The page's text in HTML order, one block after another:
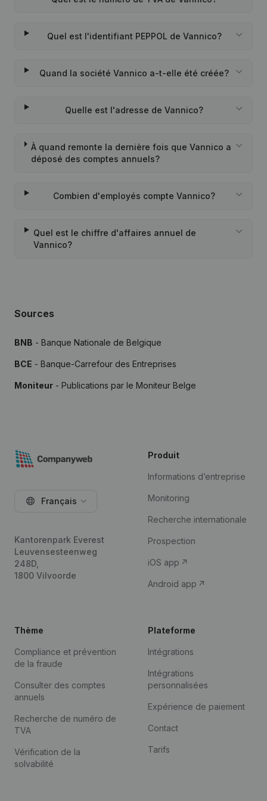
Quel est l'identifiant PEPPOL de Vannico?
Quand la société Vannico a-t-elle été créée?
Quelle est l'adresse de Vannico?
À quand remonte la dernière fois que Vannico a
déposé des comptes annuels?
Combien d'employés compte Vannico?
Quel est le chiffre d'affaires annuel de
Vannico?
Sources
BNB - Banque Nationale de Belgique
BCE - Banque-Carrefour des Entreprises
Moniteur - Publications par le Moniteur Belge
Français
Kantorenpark Everest
Leuvensesteenweg
248D,
1800 Vilvoorde
Produit
Informations d’entreprise
Monitoring
Recherche internationale
Prospection
iOS app
Android app
Thème
Compliance et prévention
de la fraude
Consulter des comptes
annuels
Recherche de numéro de
TVA
Vérification de la
solvabilité
Plateforme
Intégrations
Intégrations
personnalisées
Expérience de paiement
Contact
Tarifs